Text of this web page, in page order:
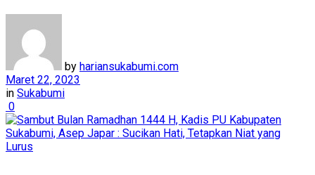
by hariansukabumi.com
Maret 22, 2023
in Sukabumi
0